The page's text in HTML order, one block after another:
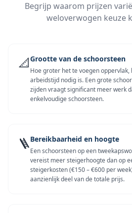
Begrijp waarom prijzen
weloverwogen keuze
📐Grootte van de schoorsteen
Hoe groter het te voegen
arbeidstijd nodig is. Een grote
zijden vraagt significant meer werk
enkelvoudige schoorsteen.
🪜Bereikbaarheid en hoogte
Een schoorsteen op een
vereist meer steigerhoogte dan op
steigerkosten (€150 – €600 per
aanzienlijk deel van de totale prijs.